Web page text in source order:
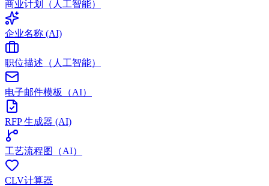
商业计划（人工智能）
企业名称 (AI)
职位描述（人工智能）
电子邮件模板（AI）
RFP 生成器 (AI)
工艺流程图（AI）
CLV计算器